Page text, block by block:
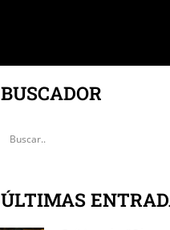
BUSCADOR
ÚLTIMAS